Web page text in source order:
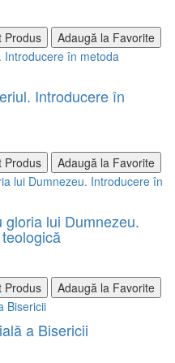
Produs Adaugă la Favorite
Introducere în
Produs Adaugă la Favorite
lui Dumnezeu.
Produs Adaugă la Favorite
a Bisericii